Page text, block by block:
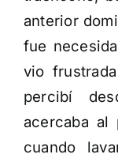
anterior
fue
vio
percibí
acercaba al
cuando